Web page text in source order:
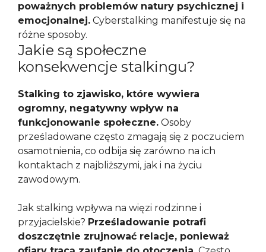
poważnych problemów natury psychicznej i
emocjonalnej. Cyberstalking manifestuje się na
różne sposoby.
Jakie są społeczne
konsekwencje stalkingu?
Stalking to zjawisko, które wywiera
ogromny, negatywny wpływ na
funkcjonowanie społeczne. Osoby
prześladowane często zmagają się z poczuciem
osamotnienia, co odbija się zarówno na ich
kontaktach z najbliższymi, jak i na życiu
zawodowym.
Jak stalking wpływa na więzi rodzinne i
przyjacielskie? Prześladowanie potrafi
doszczętnie zrujnować relacje, ponieważ